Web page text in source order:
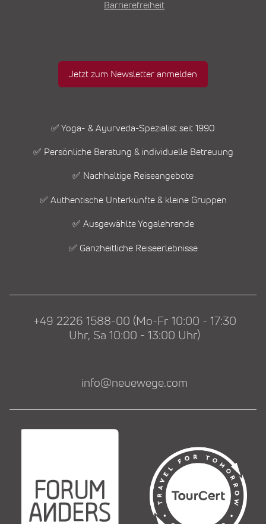
Barrierefreiheit
Jetzt zum Newsletter anmelden
✅ Yoga- & Ayurveda-Spezialist seit 1990
✅ Persönliche Beratung & individuelle Betreuung
✅ Nachhaltige Reiseangebote
✅ Authentische Unterkünfte & kleine Gruppen
✅ Ausgewählte Yogalehrende
✅ Ganzheitliche Reiseerlebnisse
+49 2226 1588-00 (Mo-Fr 10:00 - 17:30
Uhr, Sa 10:00 - 13:00 Uhr)
info@neuewege.com